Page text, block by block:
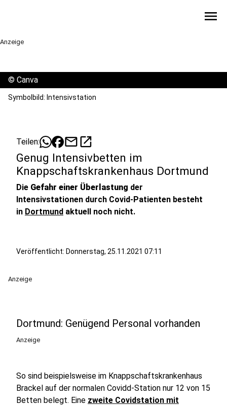
menu
Anzeige
© Canva
Symbolbild: Intensivstation
Teilen: mailopen_in_new
Genug Intensivbetten im
Knappschaftskrankenhaus Dortmund
Die Gefahr einer Überlastung der
Intensivstationen durch Covid-Patienten besteht
in Dortmund aktuell noch nicht.
Veröffentlicht: Donnerstag, 25.11.2021 07:11
Anzeige
Dortmund: Genügend Personal vorhanden
Anzeige
So sind beispielsweise im Knappschaftskrankenhaus
Brackel auf der normalen Covidd-Station nur 12 von 15
Betten belegt. Eine zweite Covidstation mit